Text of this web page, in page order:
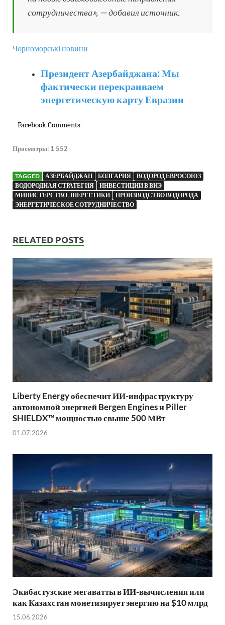
сотрудничества», — добавил источник.
Чорноморські новини
Президент Азербайджана: Мы
фактически перекраиваем
энергетическую карту Евразии
Facebook Comments
Просмотры: 1 552
TAGGED АЗЕРБАЙДЖАН БОЛГАРИЯ
ВОДОРОД ЕВРОСОЮЗ
ВОДОРОДНАЯ СТРАТЕГИЯ
ИНВЕСТИЦИИ В ВИЭ
МИНИСТЕРСТВО ЭНЕРГЕТИКИ
ПРОИЗВОДСТВО ВОДОРОДА
ЭНЕРГЕТИЧЕСКОЕ СОТРУДНИЧЕСТВО
RELATED POSTS
Liberty Energy обеспечит ИИ-инфраструктуру
автономной энергией Bergen Engines и Piller
SHIELDX™ мощностью свыше 500 МВт
01.07.2026
Экибастузские мегаватты в ИИ-вычисления или
как Казахстан монетизирует энергию на $10 млрд
15.06.2026